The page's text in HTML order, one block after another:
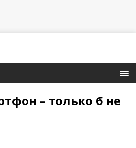
– только б не